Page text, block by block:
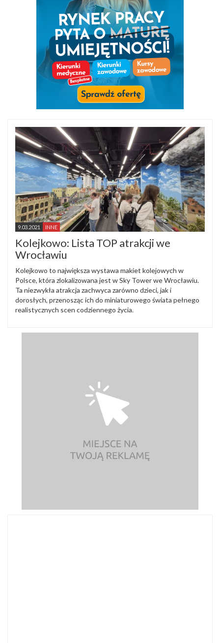
9.03.2021 INNE
Kolejkowo: Lista TOP atrakcji we
Wrocławiu
Kolejkowo to największa wystawa makiet kolejowych w
Polsce, która zlokalizowana jest w Sky Tower we Wrocławiu.
Ta niezwykła atrakcja zachwyca zarówno dzieci, jak i
dorosłych, przenosząc ich do miniaturowego świata pełnego
realistycznych scen codziennego życia.